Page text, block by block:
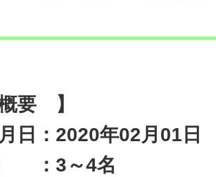
要 】
日：2020年02月01日
：3～4名